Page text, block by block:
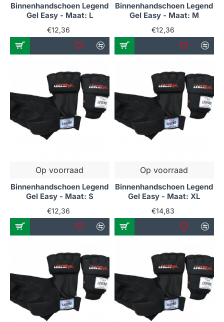
Binnenhandschoen Legend
Gel Easy - Maat: L
€12,36
Binnenhandschoen Legend
Gel Easy - Maat: M
€12,36
Op voorraad
Binnenhandschoen Legend
Gel Easy - Maat: S
€12,36
Op voorraad
Binnenhandschoen Legend
Gel Easy - Maat: XL
€14,83